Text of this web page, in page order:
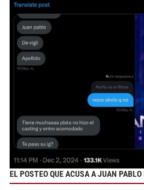
EL POSTEO QUE ACUSA A JUAN